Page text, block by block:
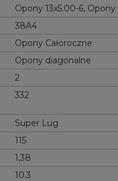
Opony 13x5.00-6, Opony
38A4
Opony Całoroczne
Opony diagonalne
2
332
Super Lug
115
1,38
10.3